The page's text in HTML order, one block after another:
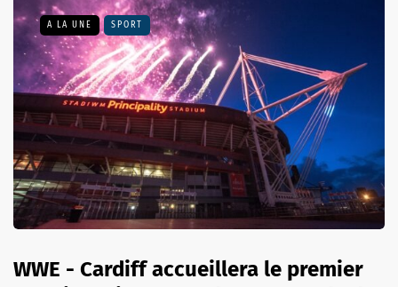
A LA UNE SPORT
WWE - Cardiff accueillera le premier